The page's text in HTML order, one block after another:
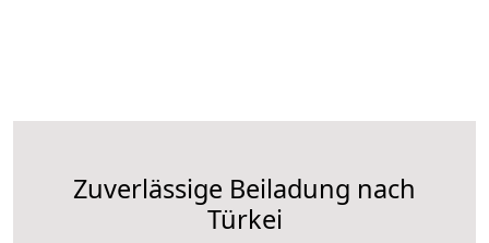
Zuverlässige Beiladung nach
Türkei